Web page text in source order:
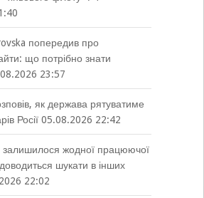
попередив про
що потрібно знати
23:57
як держава рятуватиме
Росії 05.08.2026 22:42
залишилося жодної працюючої
шукати в інших
22:02